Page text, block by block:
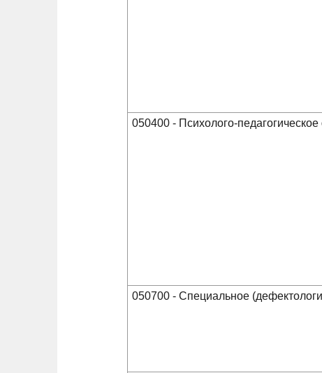
050400 - Психолого-
050700 - Специальное